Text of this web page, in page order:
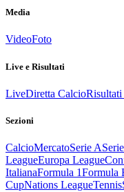
Media
VideoFoto
Live e Risultati
LiveDiretta CalcioRisultati
Sezioni
CalcioMercatoSerie A
LeagueEuropa League
ItalianaFormula 1Formula
CupNations LeagueTennis